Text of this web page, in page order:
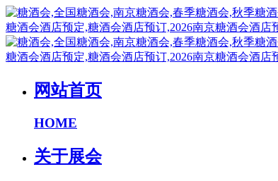
网站首页
HOME
关于展会